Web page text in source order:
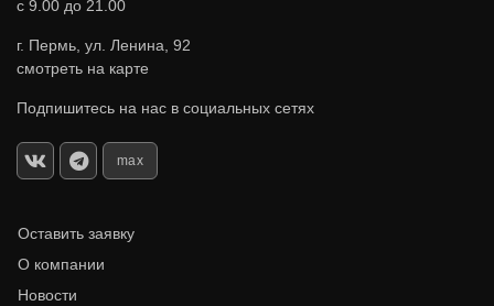
с 9.00 до 21.00
г. Пермь, ул. Ленина, 92
смотреть на карте
Подпишитесь на нас в социальных сетях
max
Оставить заявку
О компании
Новости